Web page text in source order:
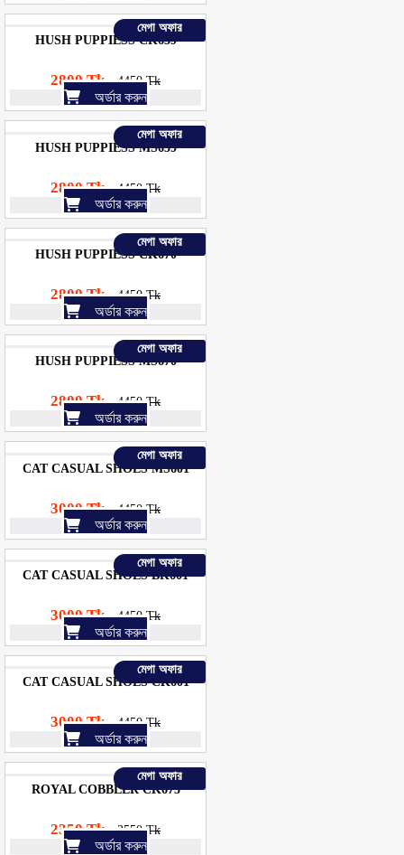
মেগা অফার
HUSH PUPPIESS CK639
2800 Tk 4450 Tk
অর্ডার করুন
মেগা অফার
HUSH PUPPIESS MS639
2800 Tk 4450 Tk
অর্ডার করুন
মেগা অফার
HUSH PUPPIESS CK670
2800 Tk 4450 Tk
অর্ডার করুন
মেগা অফার
HUSH PUPPIESS MS670
2800 Tk 4450 Tk
অর্ডার করুন
মেগা অফার
CAT CASUAL SHOES MS601
3000 Tk 4450 Tk
অর্ডার করুন
মেগা অফার
CAT CASUAL SHOES BK601
3000 Tk 4450 Tk
অর্ডার করুন
মেগা অফার
CAT CASUAL SHOES CK601
3000 Tk 4450 Tk
অর্ডার করুন
মেগা অফার
ROYAL COBBLER CK675
2350 Tk 3550 Tk
অর্ডার করুন